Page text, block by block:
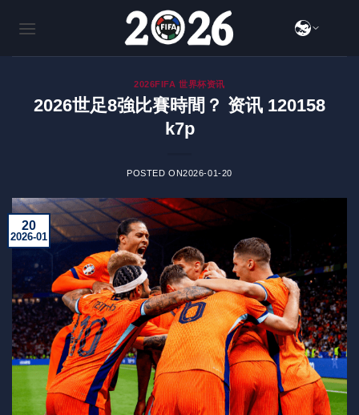
2026FIFA 世界杯资讯
2026世足8強比賽時間？ 资讯 120158
k7p
POSTED ON2026-01-20
20
2026-01